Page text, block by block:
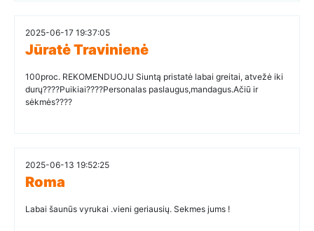
2025-06-17 19:37:05
Jūratė Travinienė
100proc. REKOMENDUOJU Siuntą pristatė labai greitai, atvežė iki
durų????Puikiai????Personalas paslaugus,mandagus.Ačiū ir
sėkmės????
2025-06-13 19:52:25
Roma
Labai šaunūs vyrukai .vieni geriausių. Sekmes jums !